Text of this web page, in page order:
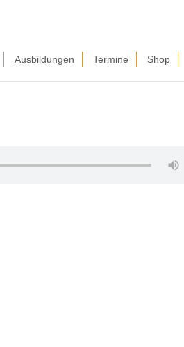
Ausbildungen Termine Shop